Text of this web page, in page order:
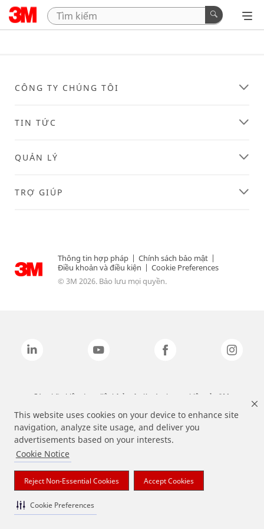
This website uses cookies on your device to enhance site
navigation, analyze site usage, and deliver you
advertisements based on your interests.
Cookie Notice
Reject Non-Essential Cookies Accept Cookies
Cookie Preferences
CÔNG TY CHÚNG TÔI
TIN TỨC
QUẢN LÝ
TRỢ GIÚP
Thông tin hợp pháp | Chính sách bảo mật |
Điều khoản và điều kiện | Cookie Preferences
© 3M 2026. Bảo lưu mọi quyền.
Các nhãn hiệu được liệt kê ở trên là các thương hiệu của 3M.